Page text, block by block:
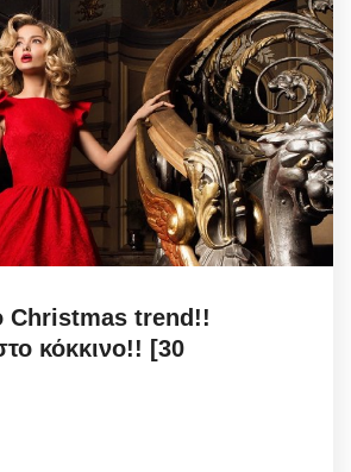
Christmas trend!!
κόκκινο!! [30